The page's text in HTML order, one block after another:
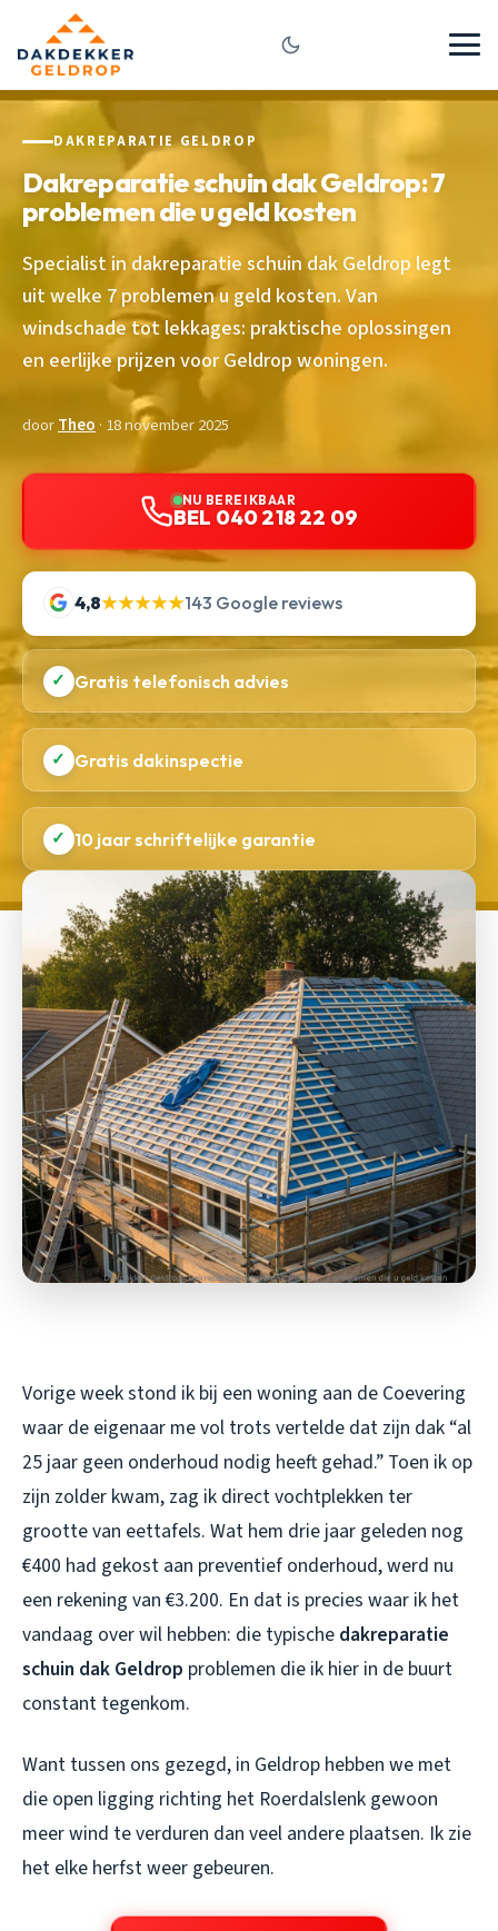
DAKREPARATIE GELDROP
Dakreparatie schuin dak Geldrop: 7
problemen die u geld kosten
Specialist in dakreparatie schuin dak Geldrop legt
uit welke 7 problemen u geld kosten. Van
windschade tot lekkages: praktische oplossingen
en eerlijke prijzen voor Geldrop woningen.
doorTheo · 18 november 2025
NU BEREIKBAAR
BEL 040 218 22 09
4,8★★★★★143 Google reviews
✓ Gratis telefonisch advies
✓ Gratis dakinspectie
✓ 10 jaar schriftelijke garantie
Vorige week stond ik bij een woning aan de Coevering
waar de eigenaar me vol trots vertelde dat zijn dak “al
25 jaar geen onderhoud nodig heeft gehad.” Toen ik op
zijn zolder kwam, zag ik direct vochtplekken ter
grootte van eettafels. Wat hem drie jaar geleden nog
€400 had gekost aan preventief onderhoud, werd nu
een rekening van €3.200. En dat is precies waar ik het
vandaag over wil hebben: die typische dakreparatie
schuin dak Geldrop problemen die ik hier in de buurt
constant tegenkom.
Want tussen ons gezegd, in Geldrop hebben we met
die open ligging richting het Roerdalslenk gewoon
meer wind te verduren dan veel andere plaatsen. Ik zie
het elke herfst weer gebeuren.